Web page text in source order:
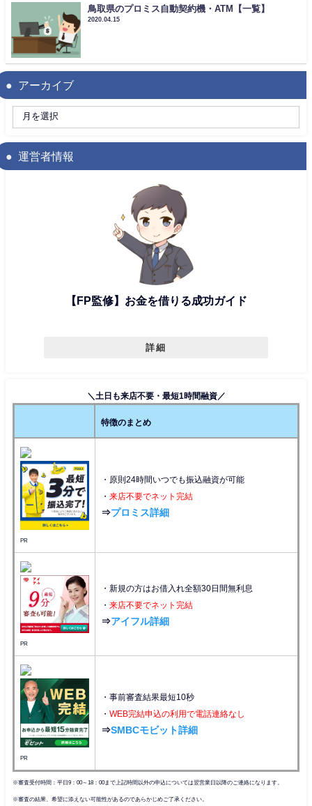
鳥取県のプロミス自動契約機・ATM【一覧】
2020.04.15
アーカイブ
運営者情報
【FP監修】お金を借りる成功ガイド
詳細
＼土日も来店不要・最短1時間融資／
特徴のまとめ
PR
・原則24時間いつでも振込融資が可能
・ 来店不要でネット完結
⇒プロミス詳細
PR
・新規の方はお借入れ全額30日間無利息
・ 来店不要でネット完結
⇒アイフル詳細
PR
・事前審査結果最短10秒
・ WEB完結申込の利用で電話連絡なし
⇒SMBCモビット詳細
※審査受付時間：平日9：00～18：00まで上記時間以外の申込については翌営業日以降のご連絡になります。
※審査の結果、希望に添えない可能性があるのであらかじめご了承ください。